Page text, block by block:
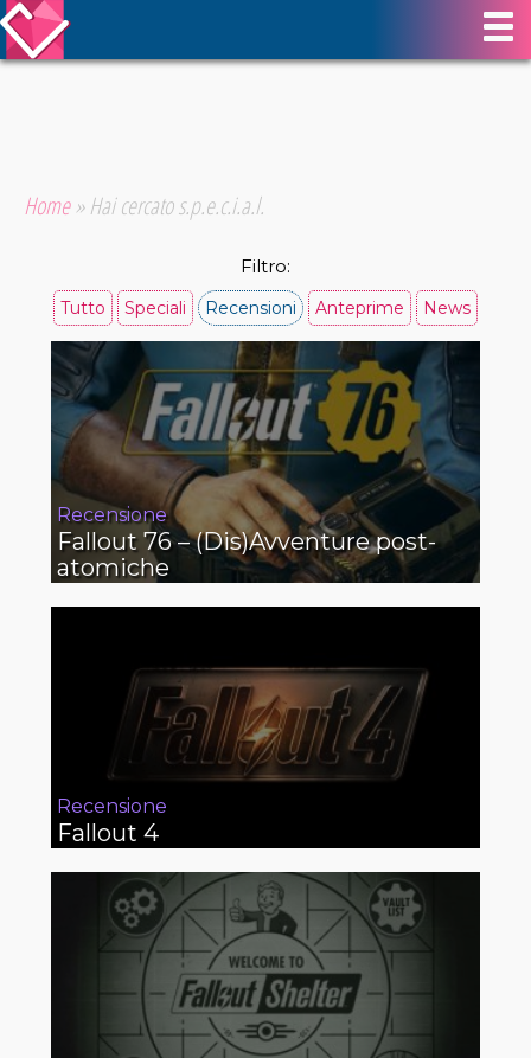
Home»Hai cercato s.p.e.c.i.a.l.
Filtro:
Tutto Speciali Recensioni Anteprime News
Recensione
Fallout 76 – (Dis)Avventure post-
atomiche
Recensione
Fallout 4